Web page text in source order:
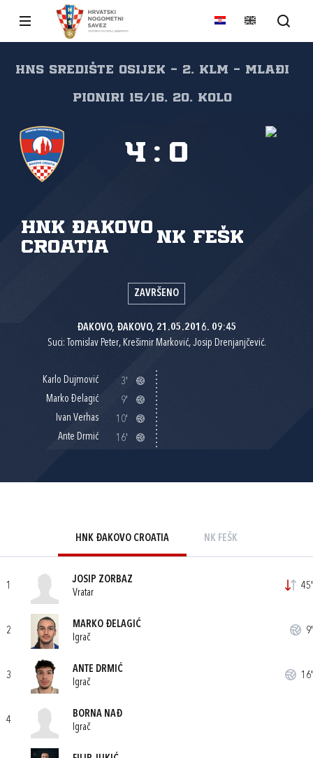
HNS Središte Osijek - 2. KLM - Mlađi
pioniri 15/16, 20. kolo
HNK Đakovo
Croatia
NK FEŠK
4 : 0
ZAVRŠENO
ĐAKOVO, ĐAKOVO, 21.05.2016. 09:45
Suci: Tomislav Peter, Krešimir Marković, Josip Drenjanjčević.
Karlo Dujmović
3'
Marko Đelagić
9'
Ivan Verhas
10'
Ante Drmić
16'
HNK ĐAKOVO CROATIA NK FEŠK
1
JOSIP ZORBAZ
Vratar
45'
2
MARKO ĐELAGIĆ
Igrač
9'
3
ANTE DRMIĆ
Igrač
16'
4
BORNA NAĐ
Igrač